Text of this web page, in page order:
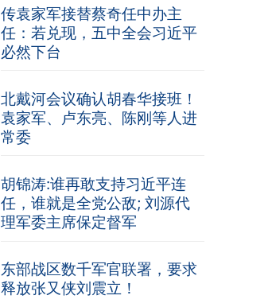
传袁家军接替蔡奇任中办主
任：若兑现，五中全会习近平
必然下台
北戴河会议确认胡春华接班！
袁家军、卢东亮、陈刚等人进
常委
胡锦涛:谁再敢支持习近平连
任，谁就是全党公敌; 刘源代
理军委主席保定督军
东部战区数千军官联署，要求
释放张又侠刘震立！